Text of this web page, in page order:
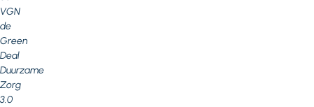
VGN
de
Green
Deal
Duurzame
Zorg
3.0